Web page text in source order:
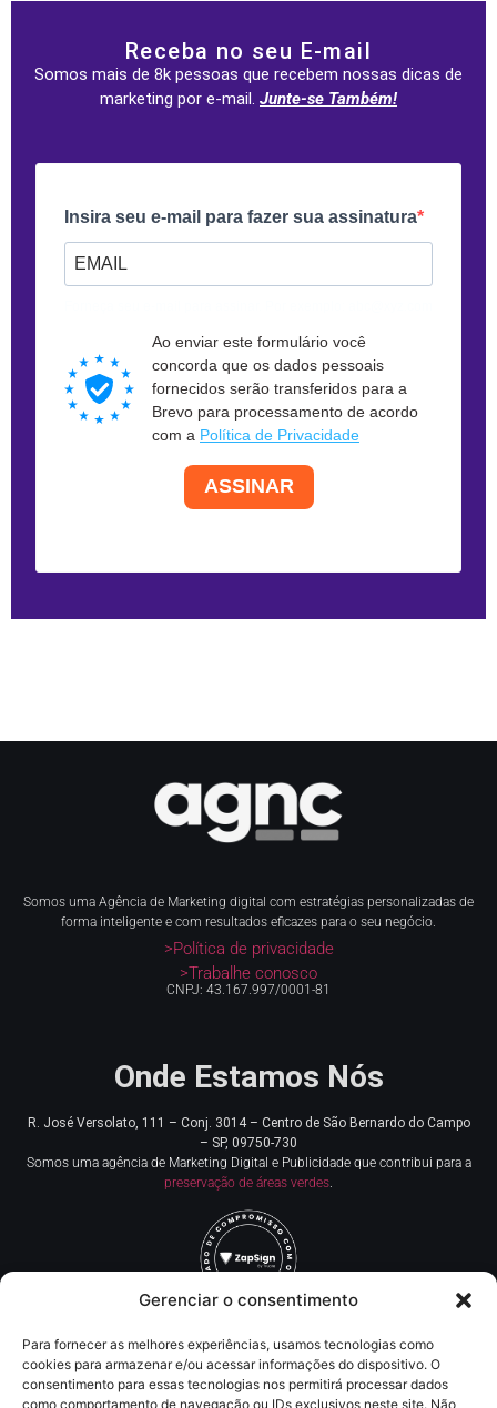
Gerenciar o consentimento
Para fornecer as melhores experiências, usamos tecnologias como
cookies para armazenar e/ou acessar informações do dispositivo. O
consentimento para essas tecnologias nos permitirá processar dados
como comportamento de navegação ou IDs exclusivos neste site. Não
Receba no seu E-mail
Somos mais de 8k pessoas que recebem nossas dicas de
marketing por e-mail. Junte-se Também!
Insira seu e-mail para fazer sua assinatura
Ao enviar este formulário você
concorda que os dados pessoais
fornecidos serão transferidos para a
Brevo para processamento de acordo
com a Política de Privacidade
ASSINAR
Somos uma Agência de Marketing digital com estratégias personalizadas de
forma inteligente e com resultados eficazes para o seu negócio.
>Política de privacidade
>Trabalhe conosco
CNPJ: 43.167.997/0001-81
Onde Estamos Nós
R. José Versolato, 111 – Conj. 3014 – Centro de São Bernardo do Campo
– SP, 09750-730
Somos uma agência de Marketing Digital e Publicidade que contribui para a
preservação de áreas verdes
Redes Sociais